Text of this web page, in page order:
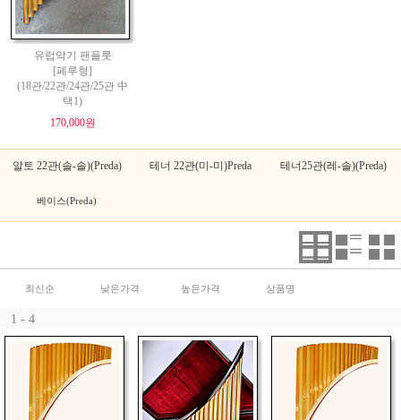
유럽악기 팬플룻
[페루형]
(18관/22관/24관/25관 中
택1)
170,000원
알토 22관(솔-솔)(Preda) 테너 22관(미-미)Preda 테너25관(레-솔)(Preda)
베이스(Preda)
최신순 낮은가격 높은가격 상품명
1 - 4